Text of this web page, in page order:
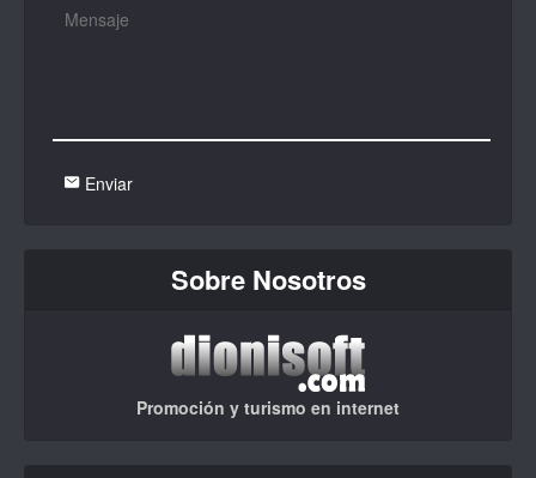
Enviar
Sobre Nosotros
Promoción y turismo en internet